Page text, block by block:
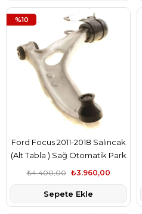
Ford Focus 2011-2018 Salıncak
(Alt Tabla ) Sağ Otomatik Park
Sistemli Teknorot Marka
₺3.960,00
₺4.400,00
Sepete Ekle
%10